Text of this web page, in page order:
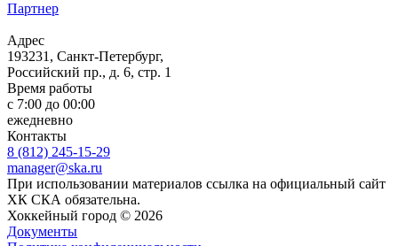
Партнер
Адрес
193231, Санкт-Петербург,
Российский пр., д. 6, стр. 1
Время работы
с 7:00 до 00:00
ежедневно
Контакты
8 (812) 245-15-29
manager@ska.ru
При использовании материалов ссылка на официальный сайт
ХК СКА обязательна.
Хоккейный город © 2026
Документы